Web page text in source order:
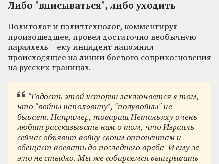
Либо "вписываться", либо уходить
Политолог и политтехнолог, комментируя
произошедшее, провел достаточно необычную
параллель – ему инцидент напомнил
происходящее на линии боевого соприкосновения
на русских границах.
"Гадость этой истории заключается в том,
что "войны наполовину", "полувойны" не
бывает. Например, товарищ Нетаньяху очень
любит рассказывать нам о том, что Израиль
сейчас объявит войну своим оппонентам и
обещает воевать до последнего араба. И ему за
это не стыдно. Мы же собираемся выигрывать